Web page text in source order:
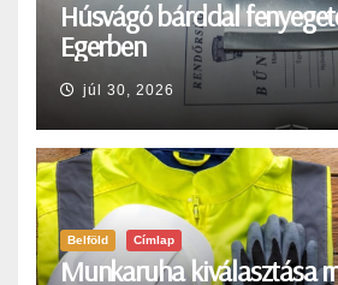
Húsvágó bárddal
Egerben
júl 30, 2026
Belföld Címlap
Munkaruha kiválasztása